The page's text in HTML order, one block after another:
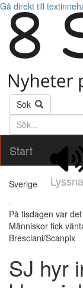
Gå direkt till
Sök
Söktext
Start
Lyssna
Sverige
På tisdagen var
Människor fick
Bresciani/Scanpix
SJ hyr